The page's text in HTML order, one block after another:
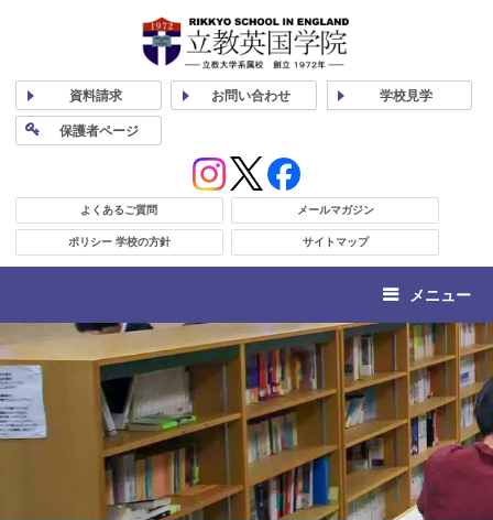
資料請求 お問い合わせ 学校見学
保護者ページ
よくあるご質問 メールマガジン
ポリシー 学校の方針 サイトマップ
メニュー